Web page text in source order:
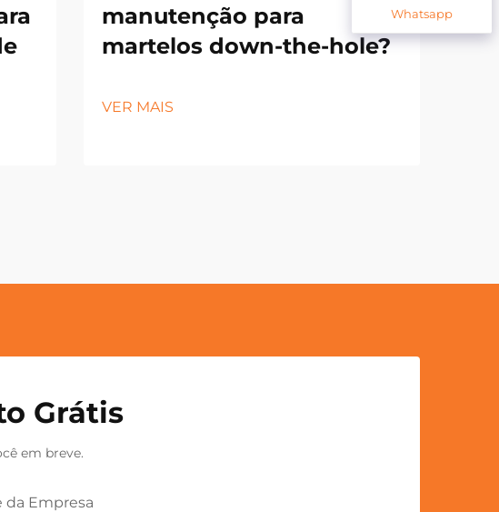
manutenção para
martelos down-the-hole?
VER MAIS
Grátis
em breve.
da Empresa
Whatsapp